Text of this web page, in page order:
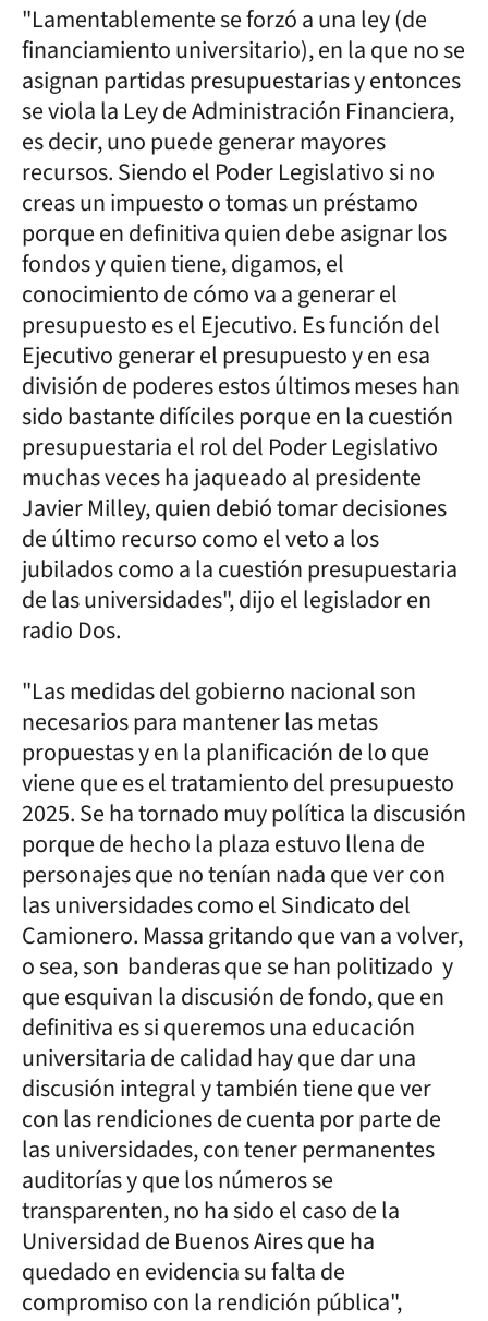
"Lamentablemente se forzó a una ley (de
financiamiento universitario), en la que no se
asignan partidas presupuestarias y entonces
se viola la Ley de Administración Financiera,
es decir, uno puede generar mayores
recursos. Siendo el Poder Legislativo si no
creas un impuesto o tomas un préstamo
porque en definitiva quien debe asignar los
fondos y quien tiene, digamos, el
conocimiento de cómo va a generar el
presupuesto es el Ejecutivo. Es función del
Ejecutivo generar el presupuesto y en esa
división de poderes estos últimos meses han
sido bastante difíciles porque en la cuestión
presupuestaria el rol del Poder Legislativo
muchas veces ha jaqueado al presidente
Javier Milley, quien debió tomar decisiones
de último recurso como el veto a los
jubilados como a la cuestión presupuestaria
de las universidades", dijo el legislador en
radio Dos.
"Las medidas del gobierno nacional son
necesarios para mantener las metas
propuestas y en la planificación de lo que
viene que es el tratamiento del presupuesto
2025. Se ha tornado muy política la discusión
porque de hecho la plaza estuvo llena de
personajes que no tenían nada que ver con
las universidades como el Sindicato del
Camionero. Massa gritando que van a volver,
o sea, son banderas que se han politizado y
que esquivan la discusión de fondo, que en
definitiva es si queremos una educación
universitaria de calidad hay que dar una
discusión integral y también tiene que ver
con las rendiciones de cuenta por parte de
las universidades, con tener permanentes
auditorías y que los números se
transparenten, no ha sido el caso de la
Universidad de Buenos Aires que ha
quedado en evidencia su falta de
compromiso con la rendición pública",